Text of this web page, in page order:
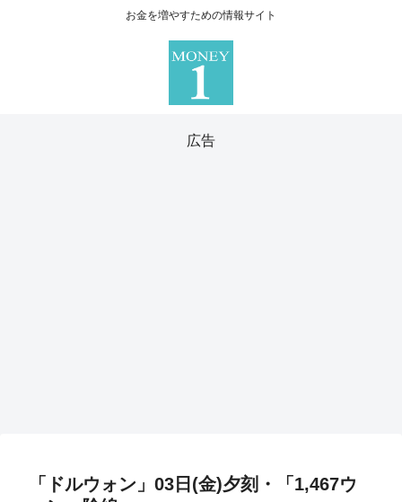
お金を増やすための情報サイト
広告
「ドルウォン」03日(金)夕刻・「1,467ウ